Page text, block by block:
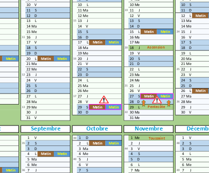
MESSAGE DE
PRÉVENTION: JOUETS À
BASE DE SABLE
CONTENANT DE